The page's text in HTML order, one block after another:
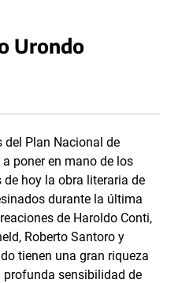
Urondo
del Plan Nacional de
poner en mano de los
de hoy la obra literaria de
durante la última
de Haroldo Conti,
Roberto Santoro y
tienen una gran riqueza
profunda sensibilidad de